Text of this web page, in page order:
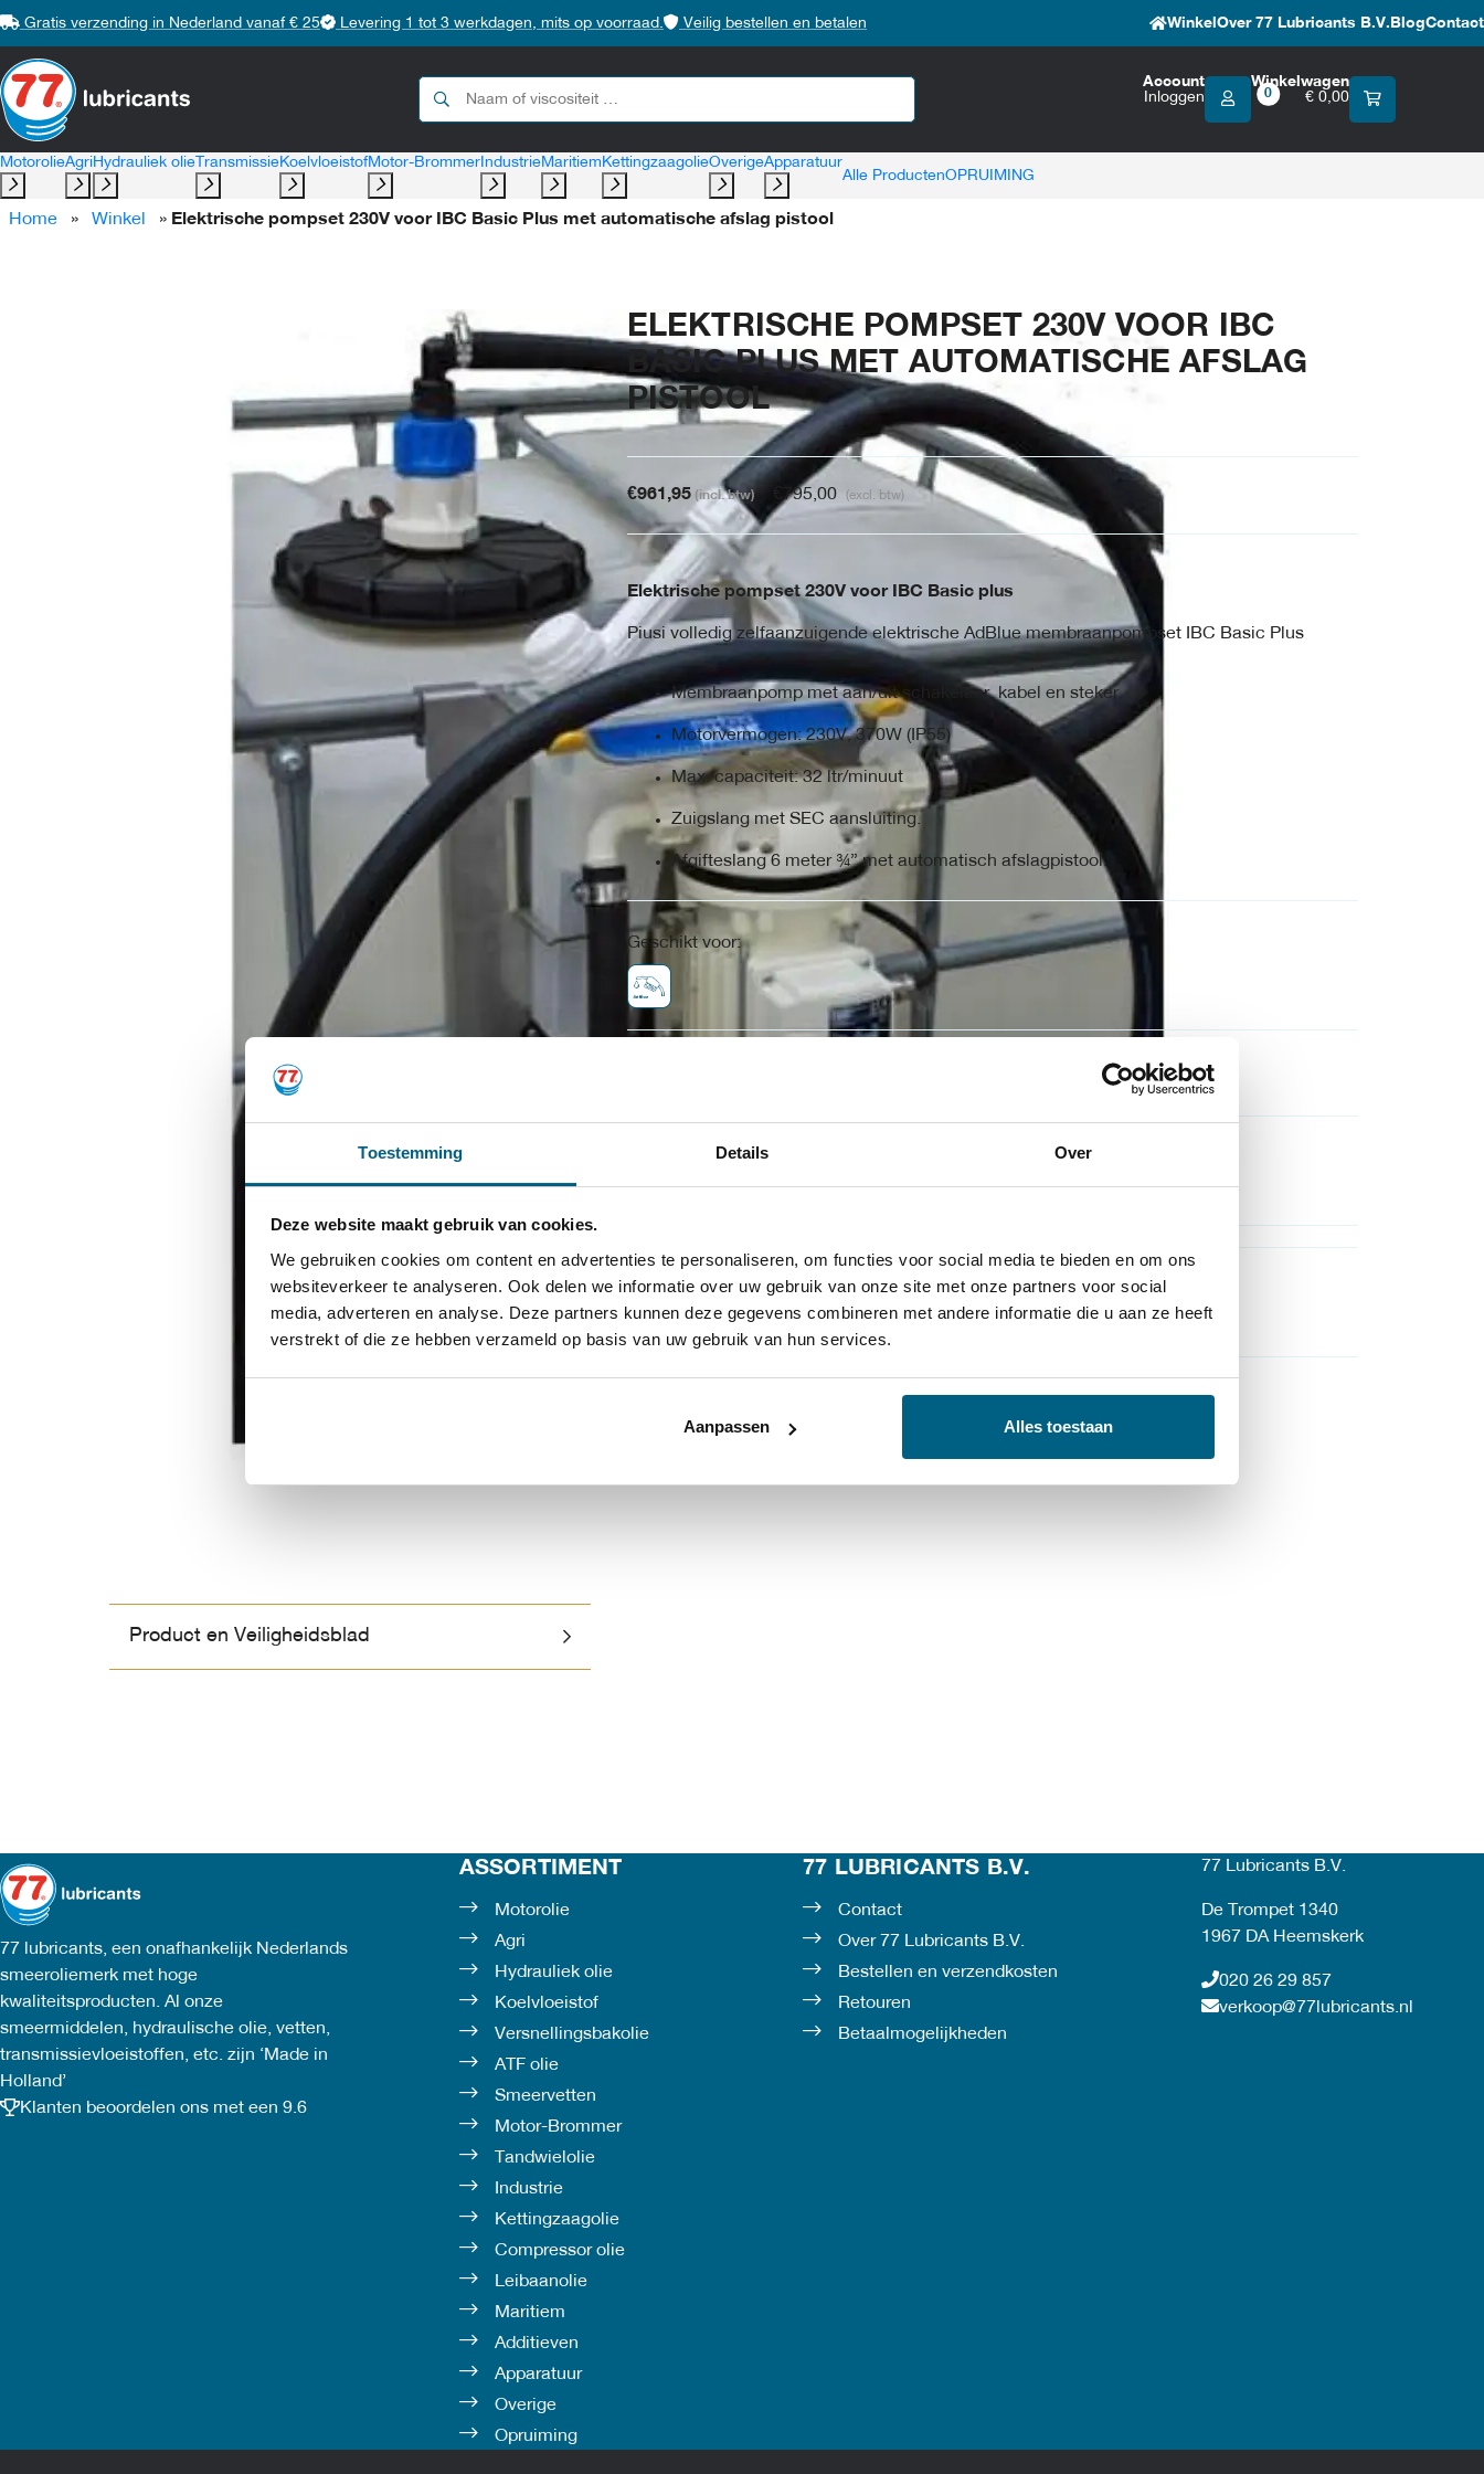
Toestemming Details Over
Deze website maakt gebruik van cookies.
We gebruiken cookies om content en advertenties te personaliseren, om functies voor social media te bieden en om ons
websiteverkeer te analyseren. Ook delen we informatie over uw gebruik van onze site met onze partners voor social
media, adverteren en analyse. Deze partners kunnen deze gegevens combineren met andere informatie die u aan ze heeft
verstrekt of die ze hebben verzameld op basis van uw gebruik van hun services.
Aanpassen Alles toestaan
Gratis verzending in Nederland vanaf € 25 Levering 1 tot 3 werkdagen, mits op voorraad. Veilig bestellen en betalen Winkel Over 77 Lubricants B.V. BlogContact
Account
Inloggen
Winkelwagen
€ 0,00
0
MotorolieAgriHydrauliek olie TransmissieKoelvloeistofMotor-Brommer IndustrieMaritiem KettingzaagolieOverigeApparatuur
Alle ProductenOPRUIMING
Home » Winkel » Elektrische pompset 230V voor IBC Basic Plus met automatische afslag pistool
ELEKTRISCHE POMPSET 230V VOOR IBC
BASIC PLUS MET AUTOMATISCHE AFSLAG
PISTOOL
€961,95 (incl. btw) 795,00 (excl. btw)
Elektrische pompset 230V voor IBC Basic plus
Piusi volledig zelfaanzuigende elektrische AdBlue membraanpompset IBC Basic Plus
Membraanpomp met aan/uit schakelaar, kabel en steker.
Motorvermogen: 230V, 370W (IP55)
Max. capaciteit: 32 ltr/minuut
Zuigslang met SEC aansluiting.
Afgifteslang 6 meter ¾” met automatisch afslagpistool.
Geschikt voor:
F00201B50
Categorieën:Apparatuur,AdBlue® Apparatuur,Koel & Ruitenvloeistof
SKU:F00201B50
Categorieën:Apparatuur,AdBlue® Apparatuur ,Koel & Ruitenvloeistof
Product en Veiligheidsblad
77 lubricants, een onafhankelijk Nederlands
smeeroliemerk met hoge
kwaliteitsproducten. Al onze
smeermiddelen, hydraulische olie, vetten,
transmissievloeistoffen, etc. zijn ‘Made in
Holland’
Klanten beoordelen ons met een 9.6
ASSORTIMENT
Motorolie
Agri
Hydrauliek olie
Koelvloeistof
Versnellingsbakolie
ATF olie
Smeervetten
Motor-Brommer
Tandwielolie
Industrie
Kettingzaagolie
Compressor olie
Leibaanolie
Maritiem
Additieven
Apparatuur
Overige
Opruiming
77 LUBRICANTS B.V.
Contact
Over 77 Lubricants B.V.
Bestellen en verzendkosten
Retouren
Betaalmogelijkheden
77 Lubricants B.V.
De Trompet 1340
1967 DA Heemskerk
020 26 29 857
verkoop@77lubricants.nl